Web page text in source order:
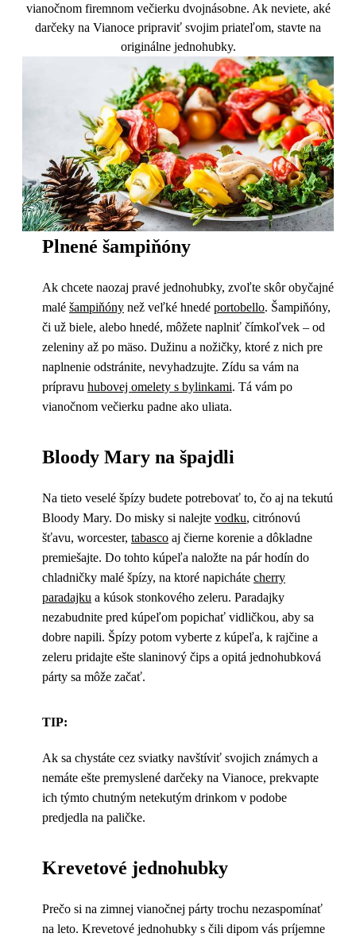
vianočnom firemnom večierku dvojnásobne. Ak neviete, aké
darčeky na Vianoce pripraviť svojim priateľom, stavte na
originálne jednohubky.
Plnené šampiňóny
Ak chcete naozaj pravé jednohubky, zvoľte skôr obyčajné
malé šampiňóny než veľké hnedé portobello. Šampiňóny,
či už biele, alebo hnedé, môžete naplniť čímkoľvek – od
zeleniny až po mäso. Dužinu a nožičky, ktoré z nich pre
naplnenie odstránite, nevyhadzujte. Zídu sa vám na
prípravu hubovej omelety s bylinkami. Tá vám po
vianočnom večierku padne ako uliata.
Bloody Mary na špajdli
Na tieto veselé špízy budete potrebovať to, čo aj na tekutú
Bloody Mary. Do misky si nalejte vodku, citrónovú
šťavu, worcester, tabasco aj čierne korenie a dôkladne
premiešajte. Do tohto kúpeľa naložte na pár hodín do
chladničky malé špízy, na ktoré napicháte cherry
paradajku a kúsok stonkového zeleru. Paradajky
nezabudnite pred kúpeľom popichať vidličkou, aby sa
dobre napili. Špízy potom vyberte z kúpeľa, k rajčine a
zeleru pridajte ešte slaninový čips a opitá jednohubková
párty sa môže začať.
TIP:
Ak sa chystáte cez sviatky navštíviť svojich známych a
nemáte ešte premyslené darčeky na Vianoce, prekvapte
ich týmto chutným netekutým drinkom v podobe
predjedla na paličke.
Krevetové jednohubky
Prečo si na zimnej vianočnej párty trochu nezaspomínať
na leto. Krevetové jednohubky s čili dipom vás príjemne